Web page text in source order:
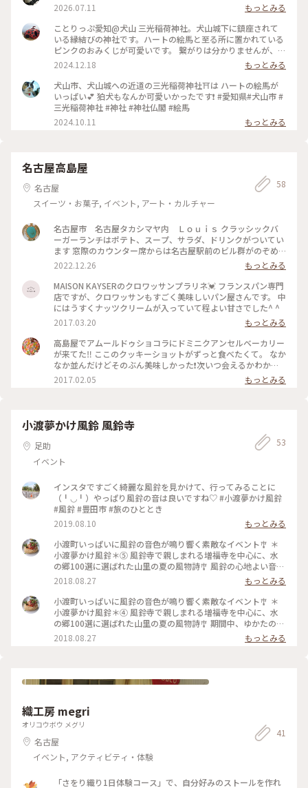
2026.07.11
もっとみる
ことりっぷ愛知@犬山 三光稲荷神社。犬山城下に鎮座されて
いる縁結びの神社です。ハートの絵馬と至る所に置かれている
ピンクのおみくじが可愛いです。 繋がりは分かりませんが、半
沢直樹の名刺が飾ってありました（説明なし）。地味に出世を
しているので、仕事運もアップ？と勝手に想像しています。 #
愛知#犬山#三光稲荷神社#縁結び#ベストトリップ2024
2024.12.18
もっとみる
犬山市、犬山城への近道の三光稲荷神社⛩️は ハートの絵馬が
いっぱい💕 狛犬もなんか可愛いかったです❗ #愛知県#犬山市 #
三光稲荷神社 #神社 #神社仏閣 #絵馬
2024.10.11
もっとみる
名古屋高島屋
名古屋
スイーツ・お菓子, イベント, アート・カルチャー
58
名古屋市 名古屋タカシマヤ内 Ｌｏｕｉｓ クラッシックバ
ーガーランチはポテト、スープ、サラダ、ドリンクがついてい
ます 窓際のカウンター席からは名古屋駅前のビル群がのぞめ
ます
2022.12.26
もっとみる
MAISON KAYSERのクロワッサンプラリネ💓 フランスパン専門
店ですが、クロワッサンもすごく美味しいパン屋さんです。 中
にはうすくナッツクリームが入っていて程よい甘さでした^ ^
2017.03.20
もっとみる
高島屋でアムールドゥショコラにドミニクアンセルベーカリー
が来てた‼ ここのクッキーショットがずっと食べたくて。 なか
なか並んだけどそのぶん美味しかった❗次いつ会えるかわかん
ないからおみやげいっぱい買ってきた‼
2017.02.05 もっとみる
小渡夢かけ風鈴 風鈴寺
足助
イベント
53
インスタですごく綺麗な風鈴を見かけて、行ってみることに
（╹◡╹）やっぱり風鈴の音は良いですね♡ #小渡夢かけ風鈴
#風鈴 #豊田市 #旅のひととき
2019.08.10
もっとみる
小渡町いっぱいに風鈴の音色が鳴り響く素敵なイベント🎐 ＊
小渡夢かけ風鈴＊⑤ 風鈴寺で親しまれる増福寺を中心に、水
の郷100選に選ばれた山里の夏の風物詩🎐 風鈴の心地よい音色
を聞いていると、去りゆく酷暑の夏にホッとするような安堵感
💦 早く涼しくなって欲しいですね✨ #とっておきの旅#夏色さ
がし#風鈴#風鈴寺#小渡#夢かけ風鈴
2018.08.27
もっとみる
小渡町いっぱいに風鈴の音色が鳴り響く素敵なイベント🎐 ＊
小渡夢かけ風鈴＊④ 風鈴寺で親しまれる増福寺を中心に、水
の郷100選に選ばれた山里の夏の風物詩🎐 期間中、ゆかたの着
付けや写経、風鈴の絵付けなどの体験もできるようです♪ 風
鈴寺から続く葉っぱのトンネルの赤・黄・青の風鈴がとっても
2018.08.27 もっとみる
織工房 megri
オリコウボウ メグリ
名古屋
イベント, アクティビティ・体験
41
「さをり織り1日体験コース」で、自分好みのストールを作れ